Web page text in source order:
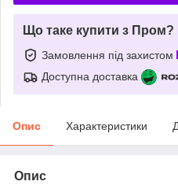
Що таке купити з Пром?
Замовлення під захистом
Доступна доставка
Опис Характеристики
Опис